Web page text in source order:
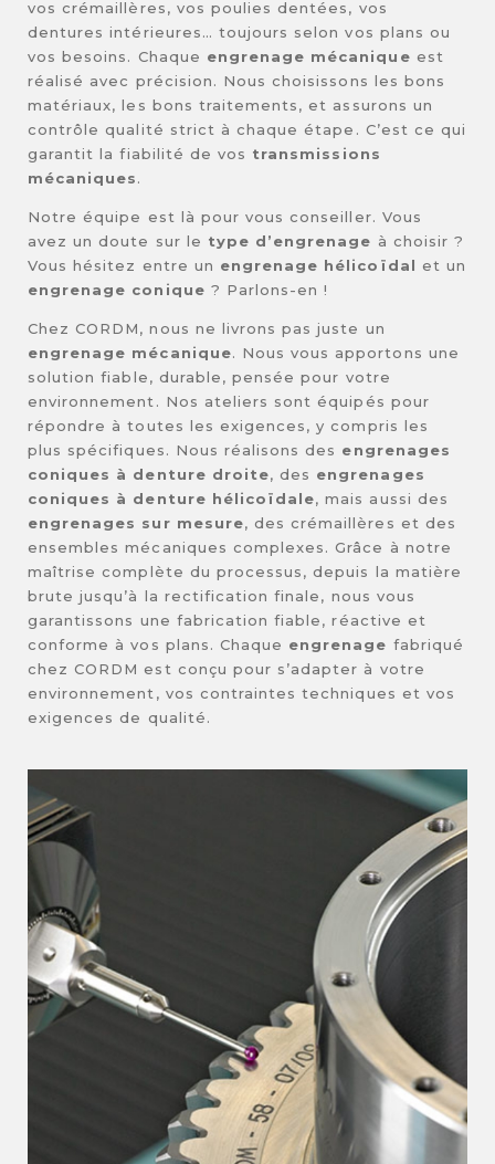
vos crémaillères, vos poulies dentées, vos
dentures intérieures… toujours selon vos plans ou
vos besoins. Chaque engrenage mécanique est
réalisé avec précision. Nous choisissons les bons
matériaux, les bons traitements, et assurons un
contrôle qualité strict à chaque étape. C’est ce qui
garantit la fiabilité de vos transmissions
mécaniques.
Notre équipe est là pour vous conseiller. Vous
avez un doute sur le type d’engrenage à choisir ?
Vous hésitez entre un engrenage hélicoïdal et un
engrenage conique ? Parlons-en !
Chez CORDM, nous ne livrons pas juste un
engrenage mécanique. Nous vous apportons une
solution fiable, durable, pensée pour votre
environnement. Nos ateliers sont équipés pour
répondre à toutes les exigences, y compris les
plus spécifiques. Nous réalisons des engrenages
coniques à denture droite, des engrenages
coniques à denture hélicoïdale, mais aussi des
engrenages sur mesure, des crémaillères et des
ensembles mécaniques complexes. Grâce à notre
maîtrise complète du processus, depuis la matière
brute jusqu’à la rectification finale, nous vous
garantissons une fabrication fiable, réactive et
conforme à vos plans. Chaque engrenage fabriqué
chez CORDM est conçu pour s’adapter à votre
environnement, vos contraintes techniques et vos
exigences de qualité.